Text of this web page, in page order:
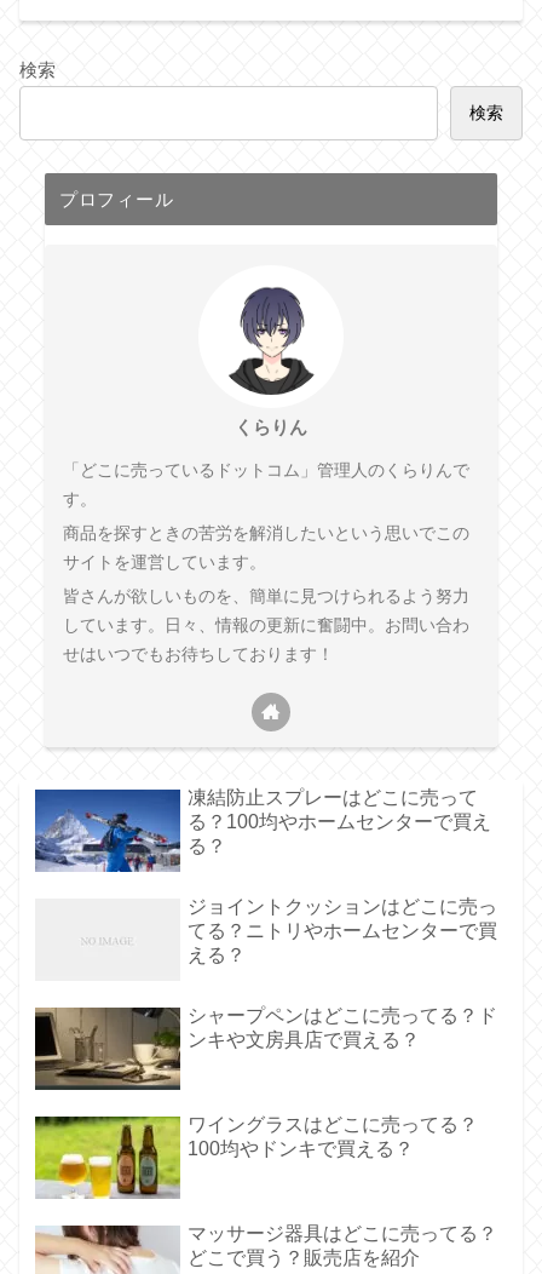
検索
検索
プロフィール
くらりん
「どこに売っているドットコム」管理人のくらりんで
す。
商品を探すときの苦労を解消したいという思いでこの
サイトを運営しています。
皆さんが欲しいものを、簡単に見つけられるよう努力
しています。日々、情報の更新に奮闘中。お問い合わ
せはいつでもお待ちしております！
凍結防止スプレーはどこに売って
る？100均やホームセンターで買え
る？
ジョイントクッションはどこに売っ
てる？ニトリやホームセンターで買
える？
シャープペンはどこに売ってる？ド
ンキや文房具店で買える？
ワイングラスはどこに売ってる？
100均やドンキで買える？
マッサージ器具はどこに売ってる？
どこで買う？販売店を紹介